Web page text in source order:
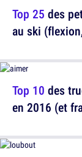
Top 10 des
en 2016 (et
Top 25 des
au ski